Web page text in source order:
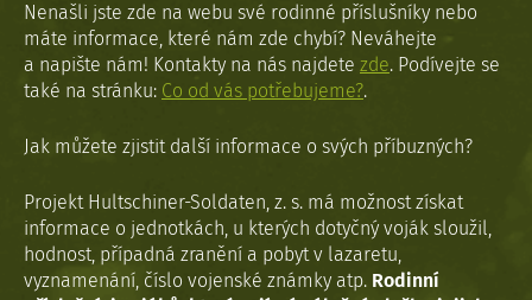
Nenašli jste zde na webu své rodinné příslušníky nebo
máte informace, které nám zde chybí? Neváhejte
a napište nám! Kontakty na nás najdete zde. Podívejte se
také na stránku: Co od vás potřebujeme?.
Jak můžete zjistit další informace o svých příbuzných?
Projekt Hultschiner-Soldaten, z. s. má možnost získat
informace o jednotkách, u kterých dotyčný voják sloužil,
hodnost, případná zranění a pobyt v lazaretu,
vyznamenání, číslo vojenské známky atp. Rodinní